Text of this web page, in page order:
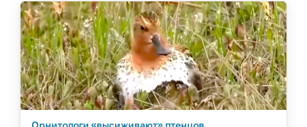
Орнитологи «высиживают» птенцов